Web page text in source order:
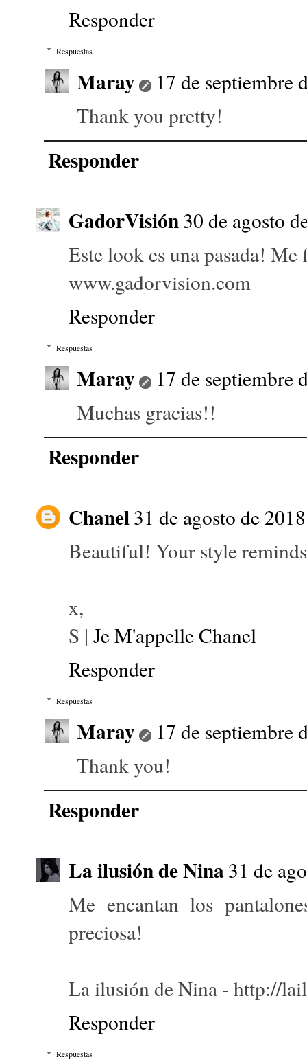
Responder
Respuestas
Maray
17 de septiembre
Thank you pretty!
Responder
GadorVisión30 de agosto
Este look es una pasada!
www.gadorvision.com
Responder
Respuestas
Maray
17 de septiembre
Muchas gracias!!
Responder
Chanel31 de agosto de
Beautiful! Your style
x,
S | Je M'appelle Chanel
Responder
Respuestas
Maray
17 de septiembre
Thank you!
Responder
La ilusión de Nina31 de
Me encantan los
preciosa!
La ilusión de Nina - http://
Responder
Respuestas